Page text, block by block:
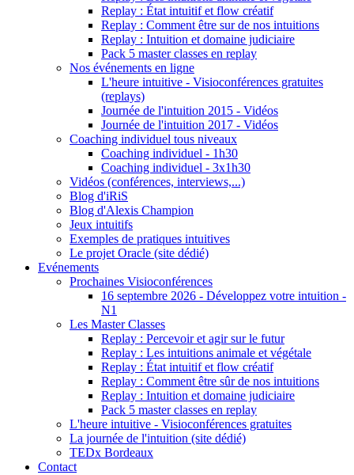
Replay : État intuitif et flow créatif
Replay : Comment être sur de nos intuitions
Replay : Intuition et domaine judiciaire
Pack 5 master classes en replay
Nos événements en ligne
L'heure intuitive - Visioconférences gratuites
(replays)
Journée de l'intuition 2015 - Vidéos
Journée de l'intuition 2017 - Vidéos
Coaching individuel tous niveaux
Coaching individuel - 1h30
Coaching individuel - 3x1h30
Vidéos (conférences, interviews,...)
Blog d'iRiS
Blog d'Alexis Champion
Jeux intuitifs
Exemples de pratiques intuitives
Le projet Oracle (site dédié)
Evénements
Prochaines Visioconférences
16 septembre 2026 - Développez votre intuition -
N1
Les Master Classes
Replay : Percevoir et agir sur le futur
Replay : Les intuitions animale et végétale
Replay : État intuitif et flow créatif
Replay : Comment être sûr de nos intuitions
Replay : Intuition et domaine judiciaire
Pack 5 master classes en replay
L'heure intuitive - Visioconférences gratuites
La journée de l'intuition (site dédié)
TEDx Bordeaux
Contact